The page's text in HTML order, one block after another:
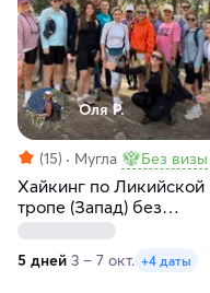
Оля Р.
(15) Мугла Без визы
Хайкинг по Ликийской
тропе (Запад) без
рюкзаков с отелями
5 дней 3 – 7 окт. +4 даты